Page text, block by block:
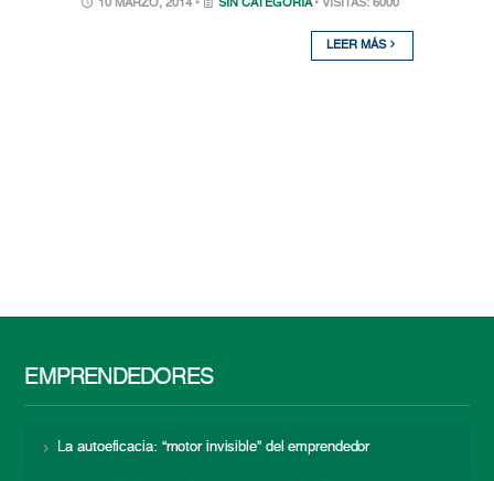
10 MARZO, 2014 • SIN CATEGORÍA • VISITAS: 6000
LEER MÁS
EMPRENDEDORES
La autoeficacia: “motor invisible” del emprendedor